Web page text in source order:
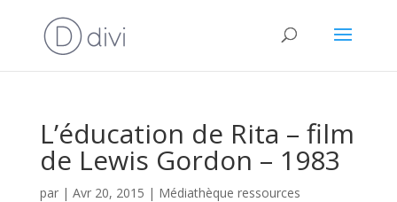
L’éducation de Rita – film
de Lewis Gordon – 1983
par | Avr 20, 2015 | Médiathèque ressources